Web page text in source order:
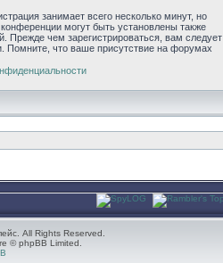
занимает всего несколько минут, но
могут быть установлены также
Прежде чем зарегистрироваться, вам следует
Помните, что ваше присутствие на форумах
All Rights Reserved.
© phpBB Limited.